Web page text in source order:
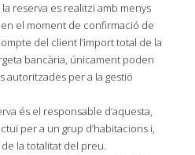
reserva es realitzi amb menys
en el moment de confirmació de
del client l’import total de la
bancària, únicament poden
autoritzades per a la gestió
és el responsable d’aquesta,
per a un grup d’habitacions i,
la totalitat del preu.